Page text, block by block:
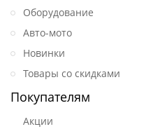
Оборудование
Авто-мото
Новинки
Товары со скидками
Покупателям
Акции